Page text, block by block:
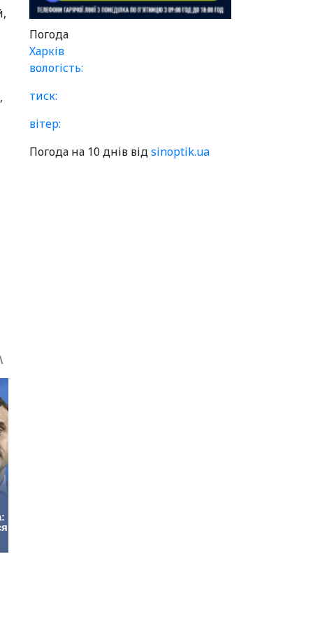
Погода
Харків
вологість:
тиск:
вітер:
Погода на 10 днів відsinoptik.ua